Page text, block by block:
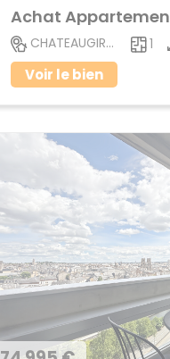
CHATEAUGIRON 1
Voir le bien